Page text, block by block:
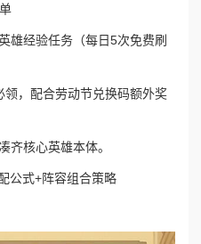
雄经验任务（每日5次免费刷
，配合劳动节兑换码额外奖
齐核心英雄本体。
公式+阵容组合策略